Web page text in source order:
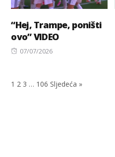
“Hej, Trampe, poništi
ovo” VIDEO
Posted
07/07/2026
1 2 3 … 106 Sljedeća »